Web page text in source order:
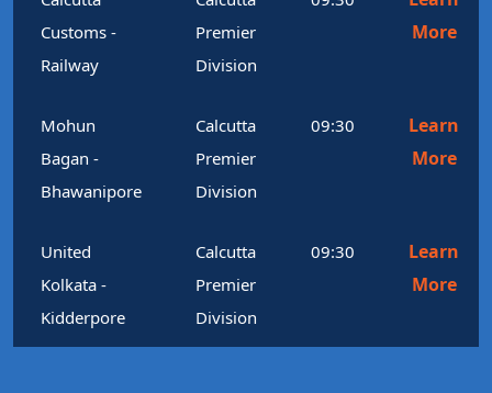
Customs -
Railway
Premier
Division
More
Mohun
Bagan -
Bhawanipore
Calcutta
Premier
Division
09:30
Learn
More
United
Kolkata -
Kidderpore
Calcutta
Premier
Division
09:30
Learn
More